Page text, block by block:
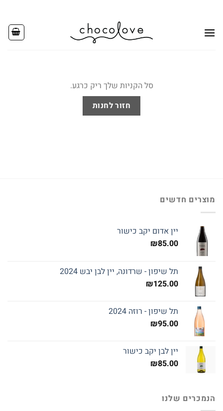
content
סל הקניות שלך ריק כרגע.
חזור לחנות
מוצרים חדשים
יין אדום יקב כישור
₪85.00
תל שיפון - שרדונה, יין לבן יבש 2024
₪125.00
תל שיפון - רוזה 2024
₪95.00
יין לבן יקב כישור
₪85.00
הנמכרים שלנו